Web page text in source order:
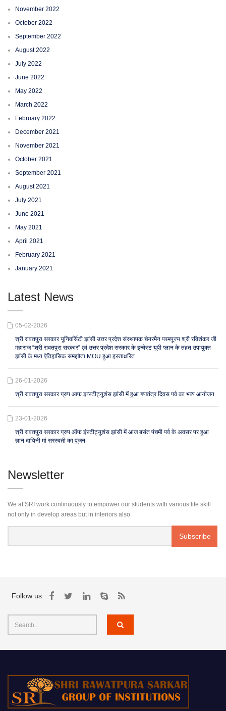
November 2022
October 2022
September 2022
August 2022
July 2022
June 2022
May 2022
March 2022
February 2022
December 2021
November 2021
October 2021
September 2021
August 2021
July 2021
June 2021
May 2021
April 2021
February 2021
January 2021
Latest News
05-02-2026
श्री रावतपुरा सरकार यूनिवर्सिटी झांसी उत्तर प्रदेश संस्थापक चेयरमैन परमपूज्य श्री रविशंकर जी
महाराज “श्री रावतपुरा सरकार” एवं उत्तर प्रदेश सरकार के इन्वेस्ट यूपी प्लान के तहत उपायुक्त
झांसी के मध्य ऐतिहासिक समझौता MOU हुआ हस्ताक्षरित
26-01-2026
श्री रावतपुरा सरकार ग्रुप आफ इन्स्टीट्यूशंस झांसी में हुआ गणतंत्र दिवस पर्व का भव्य आयोजन
23-01-2026
श्री रावतपुरा सरकार ग्रुप ऑफ इंस्टीट्यूशंस झांसी में आज बसंत पंचमी पर्व के अवसर पर हुआ
ज्ञान दायिनी मां सरस्वती का पूजन
Newsletter
We at SRI work continuously to empower our students with various life skill
not only in develop areas but in interiors also.
Follow us: